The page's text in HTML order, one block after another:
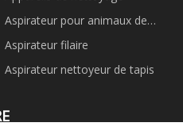
Aspirateur pour animaux de
compagnie
Aspirateur filaire
Aspirateur nettoyeur de tapis